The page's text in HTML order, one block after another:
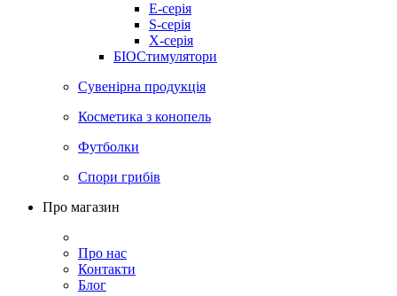
E-серія
S-серія
X-серія
БІОСтимулятори
Сувенірна продукція
Косметика з конопель
Футболки
Спори грибів
Про магазин
Про нас
Контакти
Блог